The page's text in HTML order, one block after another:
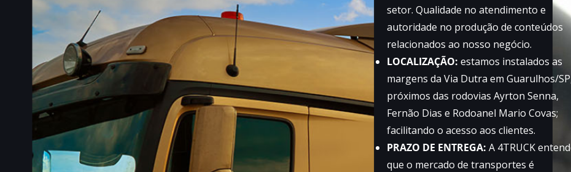
setor. Qualidade no atendimento e
autoridade no produção de conteúdos
relacionados ao nosso negócio.
LOCALIZAÇÃO: estamos instalados as
margens da Via Dutra em Guarulhos/
próximos das rodovias Ayrton Senna,
Fernão Dias e Rodoanel Mario Covas;
facilitando o acesso aos clientes.
PRAZO DE ENTREGA: A 4TRUCK
que o mercado de transportes é